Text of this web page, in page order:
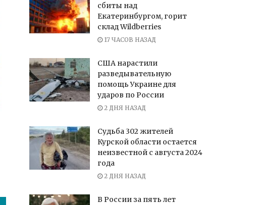
сбиты над
Екатеринбургом, горит
склад Wildberries
17 ЧАСОВ НАЗАД
США нарастили
разведывательную
помощь Украине для
ударов по России
2 ДНЯ НАЗАД
Судьба 302 жителей
Курской области остается
неизвестной с августа 2024
года
2 ДНЯ НАЗАД
В России за пять лет